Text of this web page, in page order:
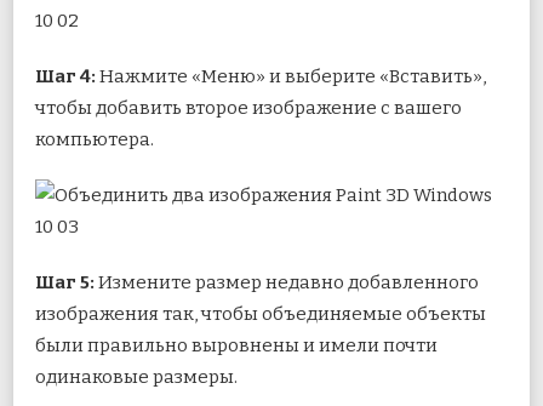
Шаг 4: Нажмите «Меню» и выберите «Вставить»,
чтобы добавить второе изображение с вашего
компьютера.
Шаг 5: Измените размер недавно добавленного
изображения так, чтобы объединяемые объекты
были правильно выровнены и имели почти
одинаковые размеры.